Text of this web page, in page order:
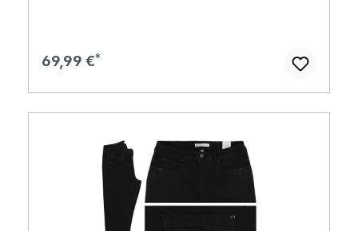
Regulärer Preis:
69,99 €